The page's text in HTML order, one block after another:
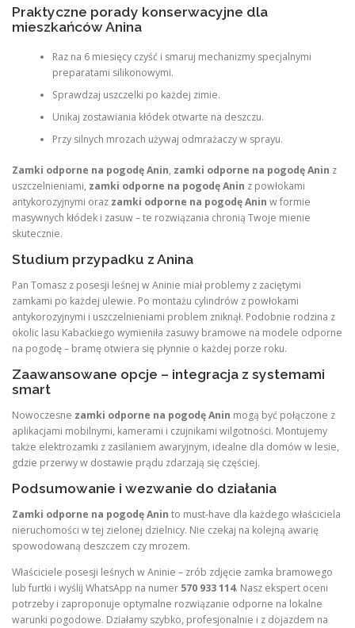
Praktyczne porady konserwacyjne dla
mieszkańców Anina
Raz na 6 miesięcy czyść i smaruj mechanizmy specjalnymi
preparatami silikonowymi.
Sprawdzaj uszczelki po każdej zimie.
Unikaj zostawiania kłódek otwarte na deszczu.
Przy silnych mrozach używaj odmrażaczy w sprayu.
Zamki odporne na pogodę Anin, zamki odporne na pogodę Anin z
uszczelnieniami, zamki odporne na pogodę Anin z powłokami
antykorozyjnymi oraz zamki odporne na pogodę Anin w formie
masywnych kłódek i zasuw – te rozwiązania chronią Twoje mienie
skutecznie.
Studium przypadku z Anina
Pan Tomasz z posesji leśnej w Aninie miał problemy z zaciętymi
zamkami po każdej ulewie. Po montażu cylindrów z powłokami
antykorozyjnymi i uszczelnieniami problem zniknął. Podobnie rodzina z
okolic lasu Kabackiego wymieniła zasuwy bramowe na modele odporne
na pogodę – bramę otwiera się płynnie o każdej porze roku.
Zaawansowane opcje – integracja z systemami
smart
Nowoczesne zamki odporne na pogodę Anin mogą być połączone z
aplikacjami mobilnymi, kamerami i czujnikami wilgotności. Montujemy
także elektrozamki z zasilaniem awaryjnym, idealne dla domów w lesie,
gdzie przerwy w dostawie prądu zdarzają się częściej.
Podsumowanie i wezwanie do działania
Zamki odporne na pogodę Anin to must-have dla każdego właściciela
nieruchomości w tej zielonej dzielnicy. Nie czekaj na kolejną awarię
spowodowaną deszczem czy mrozem.
Właściciele posesji leśnych w Aninie – zrób zdjęcie zamka bramowego
lub furtki i wyślij WhatsApp na numer 570 933 114. Nasz ekspert oceni
potrzeby i zaproponuje optymalne rozwiązanie odporne na lokalne
warunki pogodowe. Działamy szybko, profesjonalnie i z dojazdem na